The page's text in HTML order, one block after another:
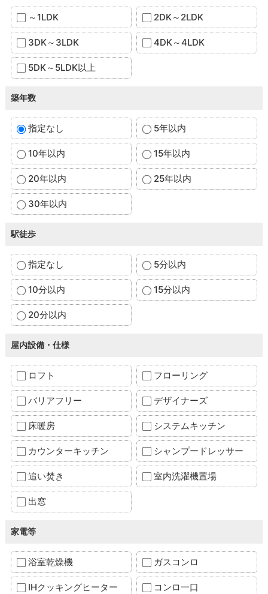
～1LDK 2DK～2LDK
3DK～3LDK 4DK～4LDK
5DK～5LDK以上
築年数
指定なし 5年以内
10年以内 15年以内
20年以内 25年以内
30年以内
駅徒歩
指定なし 5分以内
10分以内 15分以内
20分以内
屋内設備・仕様
ロフト フローリング
バリアフリー デザイナーズ
床暖房 システムキッチン
カウンターキッチン シャンプードレッサー
追い焚き 室内洗濯機置場
出窓
家電等
浴室乾燥機 ガスコンロ
IHクッキングヒーター コンロ一口